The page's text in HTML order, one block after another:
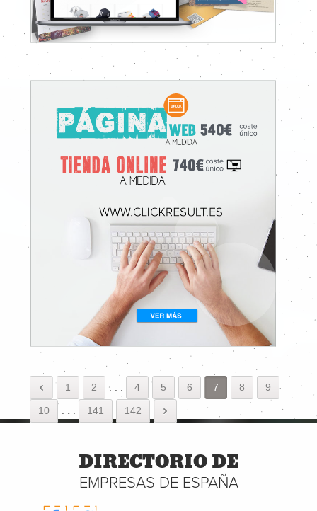
1 2 . 4 5 6 7 8 9
10 . 141 142
DIRECTORIO DE
EMPRESAS DE ESPAÑA